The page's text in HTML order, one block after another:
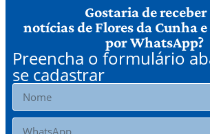
Gostaria de receber
notícias de Flores da Cunha
por WhatsApp?
Preencha o formulário
se cadastrar